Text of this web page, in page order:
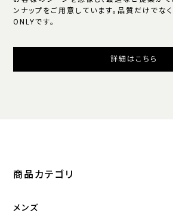
ンナップをご用意しています。品質だけでな
ONLYです。
詳細はこちら
商品カテゴリ
メンズ